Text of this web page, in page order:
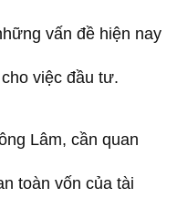
vấn đề hiện nay
việc đầu tư.
Lâm, cần quan
toàn vốn của tài